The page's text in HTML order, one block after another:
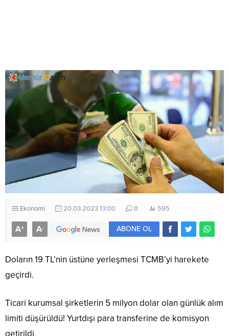
Ekonomi 20.03.2023 13:00 0 595
A+ A- ABONE OL
Doların 19 TL’nin üstüne yerleşmesi TCMB’yi harekete
geçirdi.
Ticari kurumsal şirketlerin 5 milyon dolar olan günlük alım
limiti düşürüldü! Yurtdışı para transferine de komisyon
getirildi.